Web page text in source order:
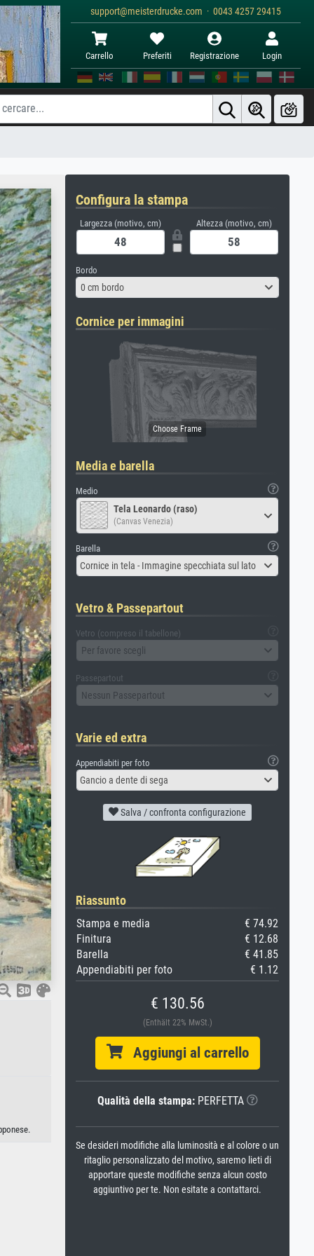
support@meisterdrucke.com · 0043 4257 29415
Carrello Preferiti Registrazione Login
Configura la stampa
Largezza (motivo, cm) Altezza (motivo, cm)
Bordo
0 cm bordo
Cornice per immagini
Media e barella
Medio
Tela Leonardo (raso)
(Canvas Venezia)
Barella
Cornice in tela - Immagine specchiata sul lato
Vetro & Passepartout
Vetro (compreso il tabellone)
Per favore scegli
Passepartout
Nessun Passepartout
Varie ed extra
Appendiabiti per foto
Gancio a dente di sega
Salva / confronta configurazione
Riassunto
Stampa e media
€ 74.92
Finitura
€ 12.68
Barella
€ 41.85
Appendiabiti per foto
€ 1.12
€ 130.56
(Enthält 22% MwSt.)
Aggiungi al carrello
Qualità della stampa:PERFETTA
Se desideri modifiche alla luminosità e al colore o un
ritaglio personalizzato del motivo, saremo lieti di
apportare queste modifiche senza alcun costo
aggiuntivo per te. Non esitate a contattarci.